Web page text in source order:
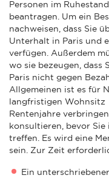
Personen im
beantragen. Um ein
nachweisen, dass Sie
Unterhalt in Paris und
verfügen. Außerdem
wo sie bezeugen, dass
Paris nicht gegen
Allgemeinen ist es für
langfristigen Wohnsitz
Rentenjahre
konsultieren, bevor
treffen. Es wird eine
sein. Zur Zeit
Ein